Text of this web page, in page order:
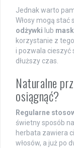
Jednak warto
Włosy mogą stać
odżywki lub
korzystanie z
i pozwala cieszyć
dłuższy czas.
Naturalne
osiągnąć?
Regularne
świetny sposób
herbata zawiera
włosów, a już po